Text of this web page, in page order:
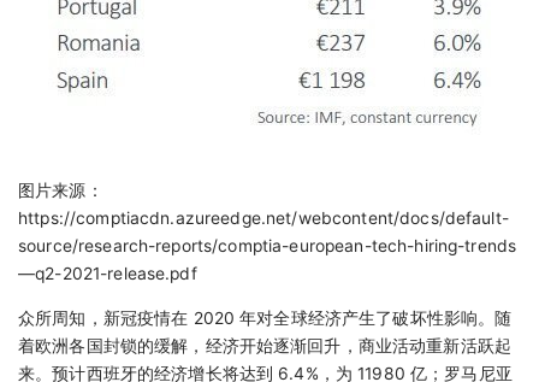
图片来源：
https://comptiacdn.azureedge.net/webcontent/docs/default-
source/research-reports/comptia-european-tech-hiring-trends
—q2-2021-release.pdf
众所周知，新冠疫情在 2020 年对全球经济产生了破坏性影响。随
着欧洲各国封锁的缓解，经济开始逐渐回升，商业活动重新活跃起
来。预计西班牙的经济增长将达到 6.4%，为 11980 亿；罗马尼亚